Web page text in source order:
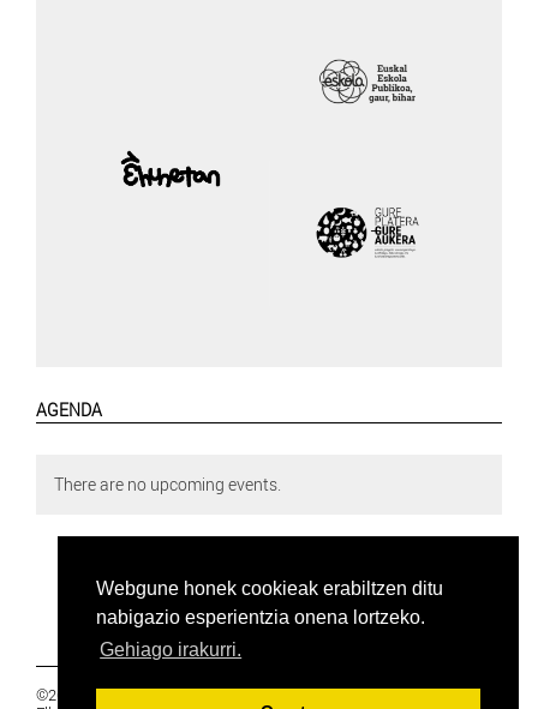
Webgune honek cookieak erabiltzen ditu
nabigazio esperientzia onena lortzeko.
Gehiago irakurri.
AGENDA
There are no upcoming events.
©2019 Euskal Herriko Ikasleen Gurasoen